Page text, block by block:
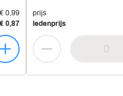
€ 0,99
€ 0,87
prijs
ledenprijs